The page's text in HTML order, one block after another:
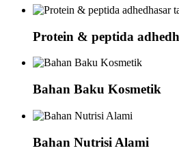
Protein & peptida
Bahan Baku Kosmetik
Bahan Nutrisi Alami